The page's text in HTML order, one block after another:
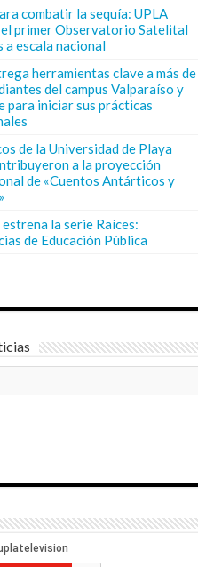
combatir la sequía: UPLA
primer Observatorio Satelital
a escala nacional
herramientas clave a más de
del campus Valparaíso y
para iniciar sus prácticas
de la Universidad de Playa
a la proyección
de «Cuentos Antárticos y
la serie Raíces:
de Educación Pública